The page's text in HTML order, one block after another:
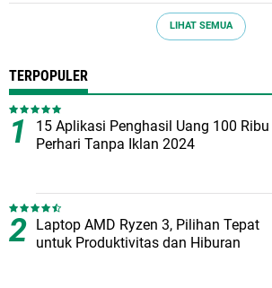
LIHAT SEMUA
TERPOPULER
15 Aplikasi Penghasil Uang 100 Ribu
Perhari Tanpa Iklan 2024
Laptop AMD Ryzen 3, Pilihan Tepat
untuk Produktivitas dan Hiburan